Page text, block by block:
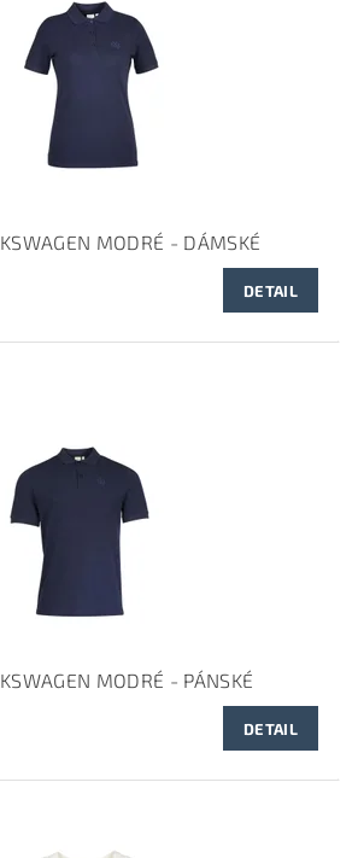
MODRÉ - DÁMSKÉ
DETAIL
MODRÉ - PÁNSKÉ
DETAIL